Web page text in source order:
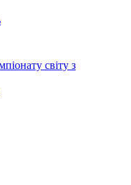
світу з